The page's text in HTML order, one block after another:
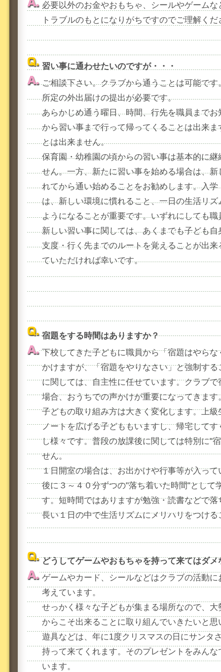
必要以外のお金やおもちゃ、シールやゲーム
トラブルのもとになりがちですのでご理解くだ
習い事に通わせたいのですが・・・
ご相談下さい。クラブから通うことは可能で
所定の外出届けの提出が必要です。
あらかじめ通う曜日、時間、行先を職員まで
から習い事まで行って帰ってくることは出来
とは出来ません。
保育園・幼稚園の頃からの習い事は基本的に
せん。一方、新たに習い事を始める場合は、
れてから通い始めることをお勧めします。入
は、新しい環境に慣れること、一日の生活リ
ようになることが重要です。いずれにしても
新しい習い事に関しては、あくまでも子ども
支度・行く先までのルートを覚えることが出
ていただければ幸いです。
宿題をする時間はありますか？
下校してきた子どもに職員から「宿題はやら
かけますが、「宿題をやりなさい」と強制す
に関しては、自主性に任せています。クラブ
場合、おうちでの声かけが重要になってきま
子どもの取り組み方は大きく変化します。上
ノートを広げる子どももいますし、帰宅して
し様々です。普段の放課後に関しては特別に"
せん。
１日開室の場合は、お出かけや行事等が入っ
後に３～４０分ずつの"落ち着いた時間"として
す。短時間ではありますが勉強・読書などで
長い１日の中で生活リズムにメリハリをつけ
どうしてゲームやおもちゃを持って来てはダメ
ゲームやカード、シールなどはクラブの活動
考えています。
せっかく様々な子どもが集まる場所なので、
からこそ出来ることに取り組んでいきたいと思
遊具などは、年に1度クリスマスの日にサンタ
持って来てくれます。そのプレゼントをみん
います。